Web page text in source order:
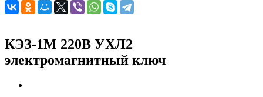
КЭЗ-1М 220В УХЛ2
электромагнитный ключ